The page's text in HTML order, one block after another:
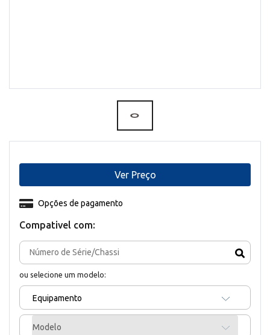
Compativel com:
ou selecione um modelo:
Equipamento
Modelo
Opções de pagamento
Ver Preço